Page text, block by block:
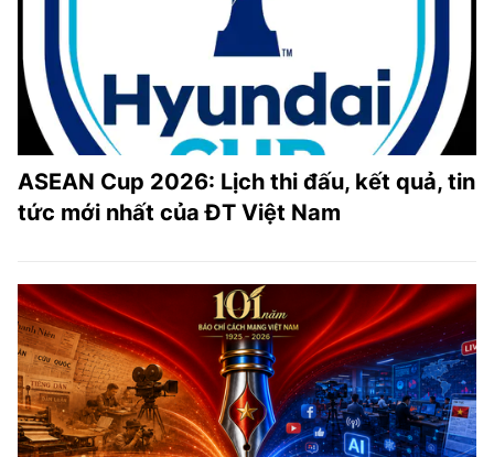
ASEAN Cup 2026: Lịch thi đấu, kết quả, tin
tức mới nhất của ĐT Việt Nam